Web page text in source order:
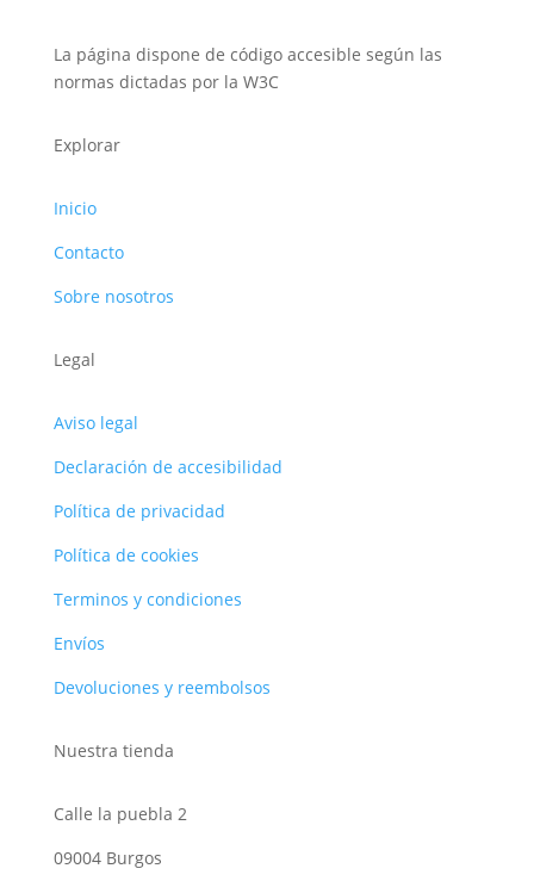
La página dispone de código accesible según las
normas dictadas por la W3C
Explorar
Inicio
Contacto
Sobre nosotros
Legal
Aviso legal
Declaración de accesibilidad
Política de privacidad
Política de cookies
Terminos y condiciones
Envíos
Devoluciones y reembolsos
Nuestra tienda
Calle la puebla 2
09004 Burgos